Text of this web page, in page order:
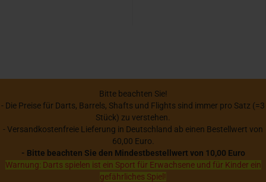
Bitte beachten Sie!
- Die Preise für Darts, Barrels, Shafts und Flights sind immer pro Satz (=3
Stück) zu verstehen.
- Versandkostenfreie Lieferung in Deutschland ab einen Bestellwert von
60,00 Euro.
- Bitte beachten Sie den Mindestbestellwert von 10,00 Euro
Warnung: Darts spielen ist ein Sport für Erwachsene und für Kinder ein
gefährliches Spiel!